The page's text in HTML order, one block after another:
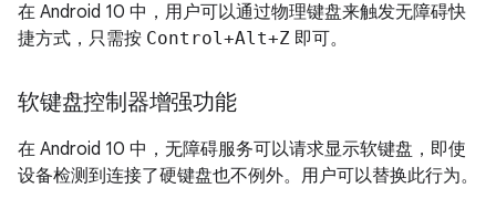
在 Android 10 中，用户可以通过物理键盘来触发无障碍快
捷方式，只需按 Control+Alt+Z 即可。
软键盘控制器增强功能
在 Android 10 中，无障碍服务可以请求显示软键盘，即使
设备检测到连接了硬键盘也不例外。用户可以替换此行为。